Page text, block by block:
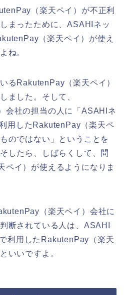
（楽天ペイ）が不正利
まったために、ASAHIネッ
（楽天ペイ）が使え
ね。
るRakutenPay（楽天ペイ）
ました。そして、
会社の担当の人に「ASAHIネ
用したRakutenPay（楽天ペ
のではない」ということを
したら、しばらくして、問
ペイ）が使えるようになりま
（楽天ペイ）会社に
断されている人は、ASAHI
利用したRakutenPay（楽天
いいですよ。